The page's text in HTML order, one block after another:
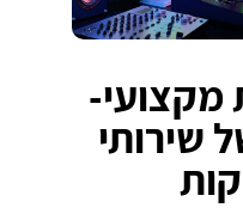
מקצועי-
שירותי